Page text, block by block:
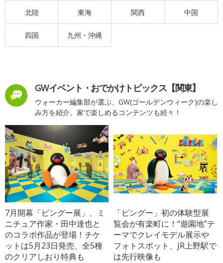
北陸 東海 関西 中国
四国 九州・沖縄
GWイベント・おでかけトピックス【関東】
ウォーカー編集部が選ぶ、GW(ゴールデンウィーク)の楽し
み方を紹介。家で楽しめるコンテンツも続々！
7月開幕「ピングー展」、ミ
ニチュア作家・田中達也と
のコラボ作品が登場！チケ
ットは5月23日発売、全5種
のクリアしおり特典も
「ピングー」初の体験型展
覧会が有楽町に！“遊園地”テ
ーマでクレイモデル展示や
フォトスポット、JR上野駅で
は先行映像も